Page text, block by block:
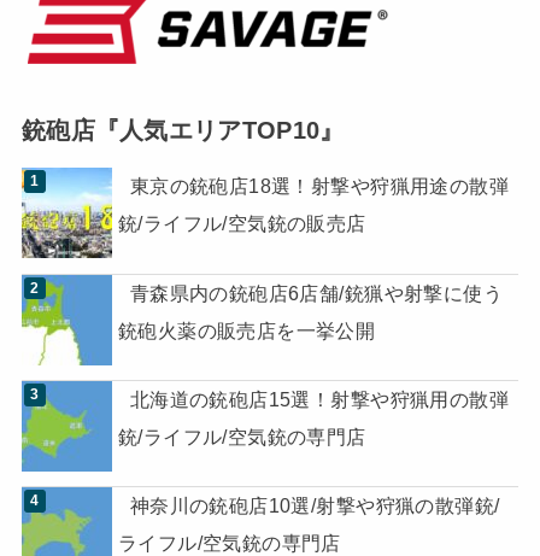
銃砲店『人気エリアTOP10』
東京の銃砲店18選！射撃や狩猟用途の散弾
銃/ライフル/空気銃の販売店
青森県内の銃砲店6店舗/銃猟や射撃に使う
銃砲火薬の販売店を一挙公開
北海道の銃砲店15選！射撃や狩猟用の散弾
銃/ライフル/空気銃の専門店
神奈川の銃砲店10選/射撃や狩猟の散弾銃/
ライフル/空気銃の専門店